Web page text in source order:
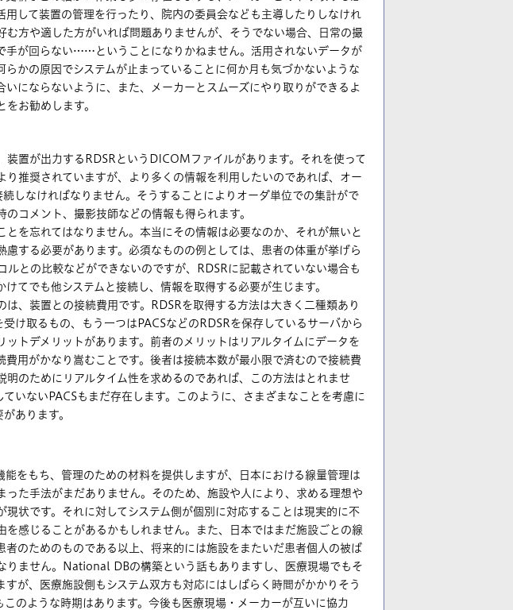
用して装置の管理を行ったり、院内の委員会なども主導したりしなけれ
む方や適した方がいれば問題ありませんが、そうでない場合、日常の撮
手が回らない……ということになりかねません。活用されないデータが
らかの原因でシステムが止まっていることに何か月も気づかないような
いにならないように、また、メーカーとスムーズにやり取りができるよ
お勧めします。
装置が出力するRDSRというDICOMファイルがあります。それを使って
り推奨されていますが、より多くの情報を利用したいのであれば、オー
しなければなりません。そうすることによりオーダ単位での集計がで
コメント、撮影技師などの情報も得られます。
とを忘れてはなりません。本当にその情報は必要なのか、それが無いと
慮する必要があります。必須なものの例としては、患者の体重が挙げら
ルとの比較などができないのですが、RDSRに記載されていない場合も
てでも他システムと接続し、情報を取得する必要が生じます。
は、装置との接続費用です。RDSRを取得する方法は大きく二種類あり
け取るもの、もう一つはPACSなどのRDSRを保存しているサーバから
ットデメリットがあります。前者のメリットはリアルタイムにデータを
費用がかなり嵩むことです。後者は接続本数が最小限で済むので接続費
明のためにリアルタイム性を求めるのであれば、この方法はとれませ
いないPACSもまだ存在します。このように、さまざまなことを考慮に
あります。
能をもち、管理のための材料を提供しますが、日本における線量管理は
った手法がまだありません。そのため、施設や人により、求める理想や
現状です。それに対してシステム側が個別に対応することは現実的に不
を感じることがあるかもしれません。また、日本ではまだ施設ごとの線
者のためのものである以上、将来的には施設をまたいだ患者個人の被ば
りません。National DBの構築という話もありますし、医療現場でもそ
すが、医療施設側もシステム双方も対応にはしばらく時間がかかりそう
このような時期はあります。今後も医療現場・メーカーが互いに協力